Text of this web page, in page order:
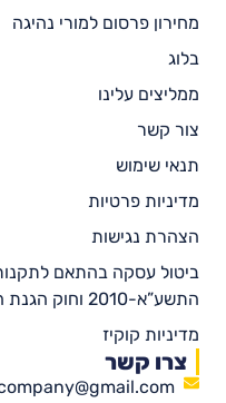
מחירון פרסום למורי נהיגה
בלוג
ממליצים עלינו
צור קשר
תנאי שימוש
מדיניות פרטיות
הצהרת נגישות
ביטול עסקה בהתאם
התשע”א-2010 וחוק הגנת הצרכן, התשמ”א-1981″
מדיניות קוקיז
צרו קשר